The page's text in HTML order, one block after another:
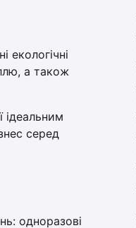
екологічні
а також
ідеальним
серед
одноразові